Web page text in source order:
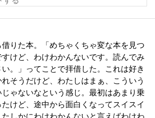
りた本。「めちゃくちゃ変な本を見つ
すけど、わけわかんないです。読んでみ
。」ってことで拝借した。これは好き
そうだけど、わたしはまぁ、こういう
じゃないなという感じ。最初はあまり乗
けど、途中から面白くなってスイスイ
しかにわけわかんないと言えばわけわ